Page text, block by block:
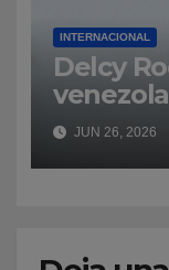
INTERNACIONAL
Delcy
La
las
JUN 26, 2026